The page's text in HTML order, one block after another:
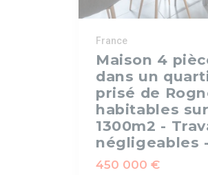
France
Maison 4
dans un
prisé de
habitables
1300m2 -
négligeables
450 000 €